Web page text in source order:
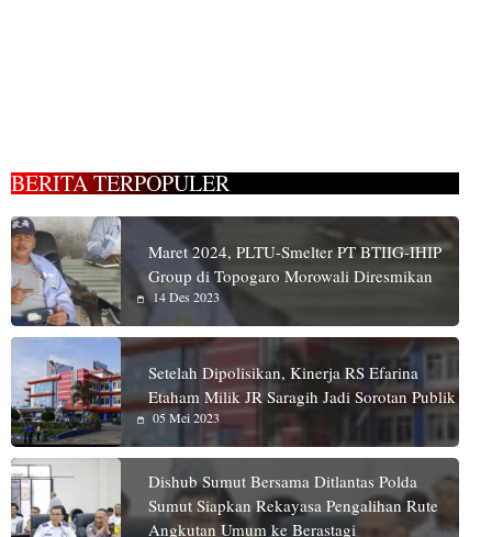
BERITA TERPOPULER
Maret 2024, PLTU-Smelter PT BTIIG-IHIP
Group di Topogaro Morowali Diresmikan
14 Des 2023
Setelah Dipolisikan, Kinerja RS Efarina
Etaham Milik JR Saragih Jadi Sorotan Publik
05 Mei 2023
Dishub Sumut Bersama Ditlantas Polda
Sumut Siapkan Rekayasa Pengalihan Rute
Angkutan Umum ke Berastagi